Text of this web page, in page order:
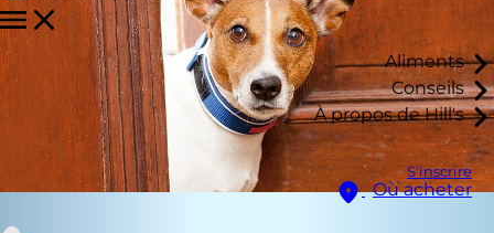
Aliments
Conseils
À propos de Hill's
S'inscrire
Où acheter